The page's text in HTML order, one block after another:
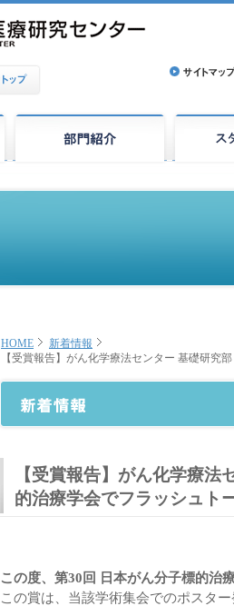
HOME
新着情報
【受賞報告】がん化学療法センター 基礎研究
【受賞報告】がん化学療
的治療学会でフラッシュト
この度、第30回 日本がん分子標的治
この賞は、当該学術集会でのポスタ